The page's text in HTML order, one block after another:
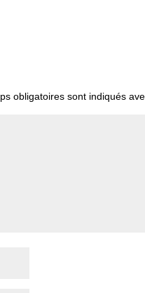
obligatoires sont indiqués